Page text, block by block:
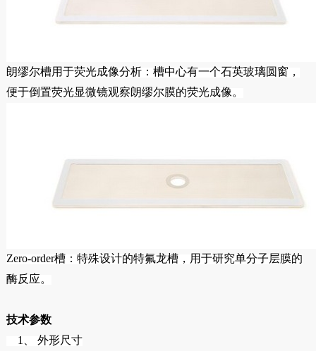
朗缪尔槽用于荧光成像分析：槽中心有一个石英玻璃圆窗，
便于倒置荧光显微镜观察朗缪尔膜的荧光成像。
Zero-order槽：特殊设计的特氟龙槽，用于研究单分子层膜的
酶反应。
技术参数
1、 外形尺寸